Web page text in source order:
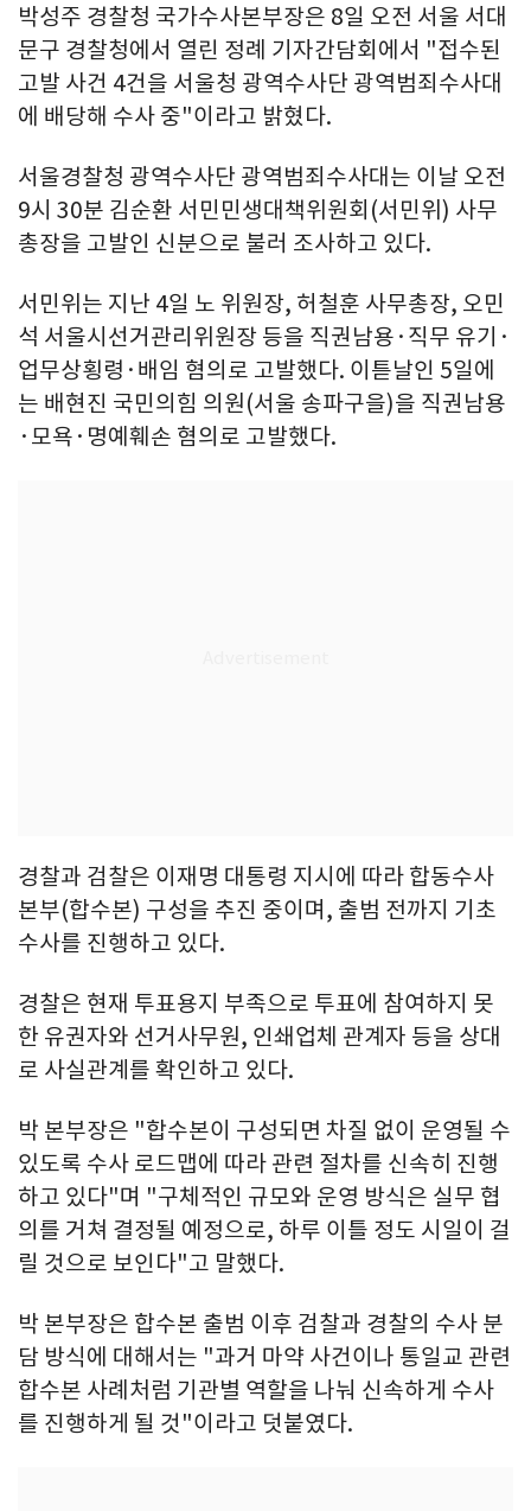
박성주 경찰청 국가수사본부장은 8일 오전 서울 서대
문구 경찰청에서 열린 정례 기자간담회에서 "접수된
고발 사건 4건을 서울청 광역수사단 광역범죄수사대
에 배당해 수사 중"이라고 밝혔다.
서울경찰청 광역수사단 광역범죄수사대는 이날 오전
9시 30분 김순환 서민민생대책위원회(서민위) 사무
총장을 고발인 신분으로 불러 조사하고 있다.
서민위는 지난 4일 노 위원장, 허철훈 사무총장, 오민
석 서울시선거관리위원장 등을 직권남용·직무 유기·
업무상횡령·배임 혐의로 고발했다. 이튿날인 5일에
는 배현진 국민의힘 의원(서울 송파구을)을 직권남용
·모욕·명예훼손 혐의로 고발했다.
경찰과 검찰은 이재명 대통령 지시에 따라 합동수사
본부(합수본) 구성을 추진 중이며, 출범 전까지 기초
수사를 진행하고 있다.
경찰은 현재 투표용지 부족으로 투표에 참여하지 못
한 유권자와 선거사무원, 인쇄업체 관계자 등을 상대
로 사실관계를 확인하고 있다.
박 본부장은 "합수본이 구성되면 차질 없이 운영될 수
있도록 수사 로드맵에 따라 관련 절차를 신속히 진행
하고 있다"며 "구체적인 규모와 운영 방식은 실무 협
의를 거쳐 결정될 예정으로, 하루 이틀 정도 시일이 걸
릴 것으로 보인다"고 말했다.
박 본부장은 합수본 출범 이후 검찰과 경찰의 수사 분
담 방식에 대해서는 "과거 마약 사건이나 통일교 관련
합수본 사례처럼 기관별 역할을 나눠 신속하게 수사
를 진행하게 될 것"이라고 덧붙였다.